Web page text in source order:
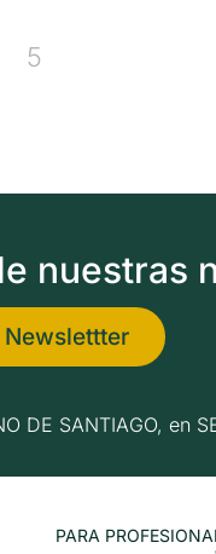
5
nuestras
Newslettter
SANTIAGO, en
PARA